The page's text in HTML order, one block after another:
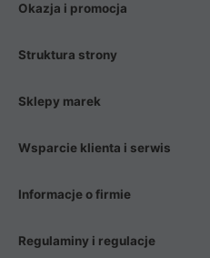
Okazja i promocja
Struktura strony
Sklepy marek
Wsparcie klienta i serwis
Informacje o firmie
Regulaminy i regulacje